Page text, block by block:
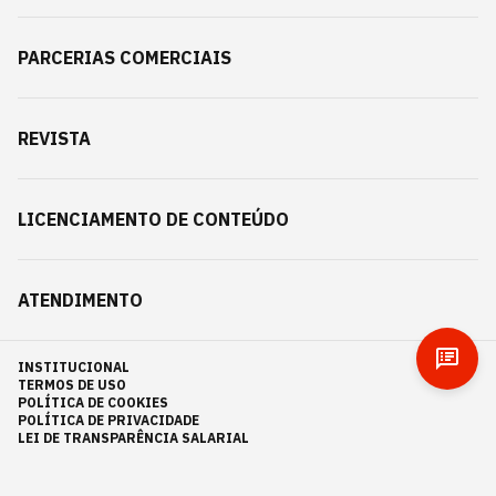
PARCERIAS COMERCIAIS
REVISTA
LICENCIAMENTO DE CONTEÚDO
ATENDIMENTO
INSTITUCIONAL
TERMOS DE USO
POLÍTICA DE COOKIES
POLÍTICA DE PRIVACIDADE
LEI DE TRANSPARÊNCIA SALARIAL